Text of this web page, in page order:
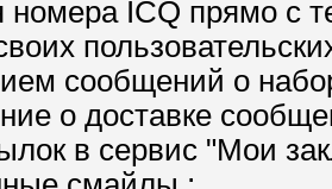
номера ICQ прямо с
сообщений о
о доставке
в сервис "Мои